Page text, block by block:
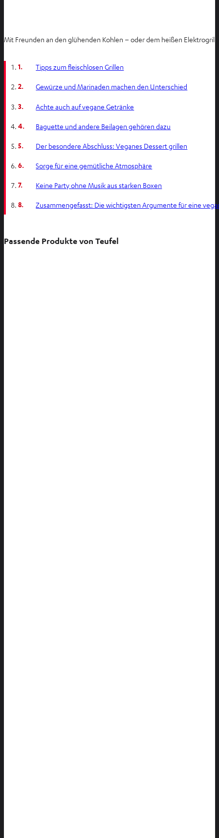
Mit Freunden an den glühenden Kohlen – oder dem heißen
1. Tipps zum fleischlosen Grillen
2. Gewürze und Marinaden machen den Unterschied
3. Achte auch auf vegane Getränke
4. Baguette und andere Beilagen gehören dazu
5. Der besondere Abschluss: Veganes Dessert grillen
6. Sorge für eine gemütliche Atmosphäre
7. Keine Party ohne Musik aus starken Boxen
8. Zusammengefasst: Die wichtigsten Argumente für eine
Passende Produkte von Teufel